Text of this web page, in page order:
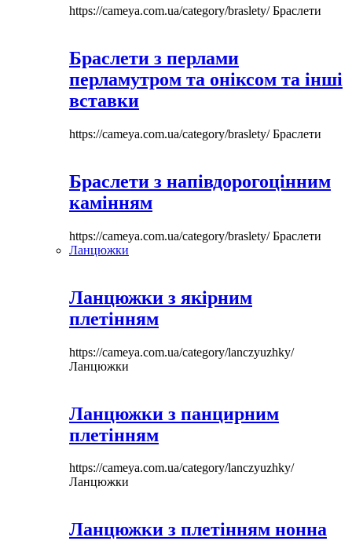
https://cameya.com.ua/category/braslety/Браслети
Браслети з перлами
перламутром та оніксом та інші
вставки
https://cameya.com.ua/category/braslety/Браслети
Браслети з напівдорогоцінним
камінням
https://cameya.com.ua/category/braslety/Браслети
Ланцюжки
Ланцюжки з якірним
плетінням
https://cameya.com.ua/category/lanczyuzhky/
Ланцюжки
Ланцюжки з панцирним
плетінням
https://cameya.com.ua/category/lanczyuzhky/
Ланцюжки
Ланцюжки з плетінням нонна